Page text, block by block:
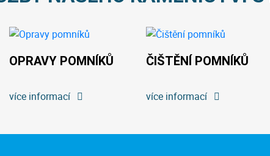
OPRAVY POMNÍKŮ
více informací
ČIŠTĚNÍ POMNÍKŮ
více informací